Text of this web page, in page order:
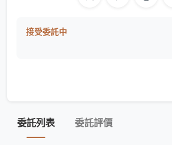
接受委託中
委託列表 委託評價